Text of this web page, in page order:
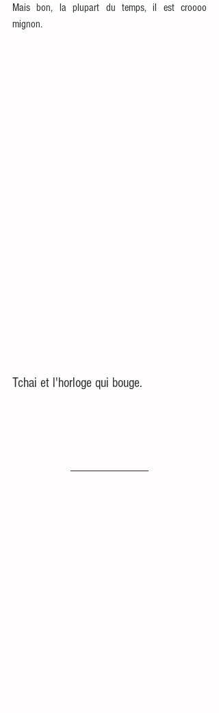
Mais bon, la plupart du temps, il est croooo
mignon.
Tchai et l'horloge qui bouge.